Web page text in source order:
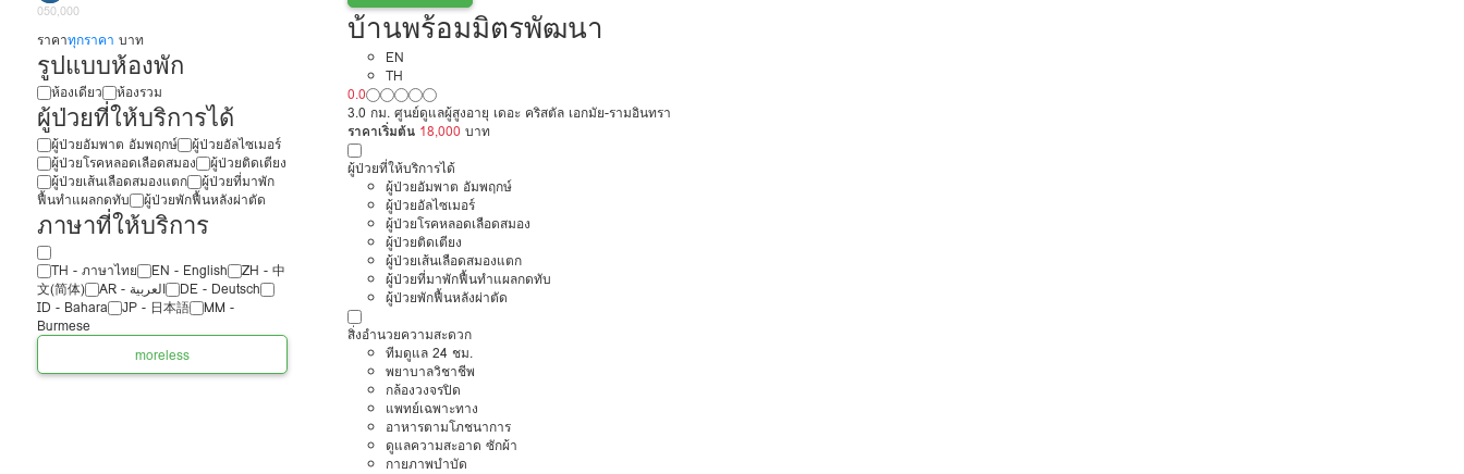
บ้านพร้อมมิตรพัฒนา
EN
TH
0.0
3.0 กม. ศูนย์ดูแลผู้สูงอายุ เดอะ คริสตัล เอกมัย-รามอินทรา
ราคาเริ่มต้น 18,000 บาท
ผู้ป่วยที่ให้บริการได้
ผู้ป่วยอัมพาต อัมพฤกษ์
ผู้ป่วยอัลไซเมอร์
ผู้ป่วยโรคหลอดเลือดสมอง
ผู้ป่วยติดเตียง
ผู้ป่วยเส้นเลือดสมองแตก
ผู้ป่วยที่มาพักฟื้นทำแผลกดทับ
ผู้ป่วยพักฟื้นหลังผ่าตัด
สิ่งอำนวยความสะดวก
ทีมดูแล 24 ชม.
พยาบาลวิชาชีพ
กล้องวงจรปิด
แพทย์เฉพาะทาง
อาหารตามโภชนาการ
ดูแลความสะอาด ซักผ้า
กายภาพบำบัด
050,000
ราคาทุกราคา บาท
รูปแบบห้องพัก
ห้องเดียว ห้องรวม
ผู้ป่วยที่ให้บริการได้
ผู้ป่วยอัมพาต อัมพฤกษ์
ผู้ป่วยอัลไซเมอร์
ผู้ป่วยโรคหลอดเลือดสมอง
ผู้ป่วยติดเตียง
ผู้ป่วยเส้นเลือดสมองแตก
ผู้ป่วยที่มาพัก
ฟื้นทำแผลกดทับ
ผู้ป่วยพักฟื้นหลังผ่าตัด
ภาษาที่ให้บริการ
TH - ‏ภาษาไทย EN - English
ZH - 中
文(简体)
‏AR - ‏العربية‏
DE - Deutsch
ID - Bahara
JP - 日本語
MM -
Burmese
moreless